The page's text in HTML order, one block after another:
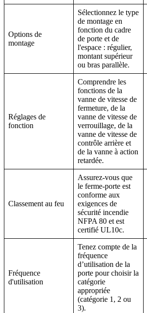
Options de
montage
Sélectionnez le type
de montage en
fonction du cadre
de porte et de
l'espace : régulier,
montant supérieur
ou bras parallèle.
Réglages de
fonction
Comprendre les
fonctions de la
vanne de vitesse de
fermeture, de la
vanne de vitesse de
verrouillage, de la
vanne de vitesse de
contrôle arrière et
de la vanne à action
retardée.
Classement au feu
Assurez-vous que
le ferme-porte est
conforme aux
exigences de
sécurité incendie
NFPA 80 et est
certifié UL10c.
Fréquence
d'utilisation
Tenez compte de la
fréquence
d’utilisation de la
porte pour choisir la
catégorie
appropriée
(catégorie 1, 2 ou
3).